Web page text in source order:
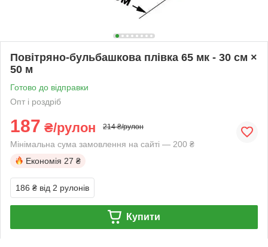
Повітряно-бульбашкова плівка 65 мк - 30 см ×
50 м
Готово до відправки
Опт і роздріб
187 ₴/рулон 214 ₴/рулон
Мінімальна сума замовлення на сайті — 200 ₴
Економія 27 ₴
186 ₴ від 2 рулонів
Купити